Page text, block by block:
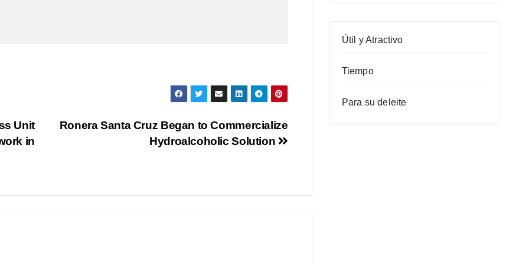
Ronera Santa Cruz Began to Commercialize
Hydroalcoholic Solution
Unit
in
Útil y Atractivo
Tiempo
Para su deleite